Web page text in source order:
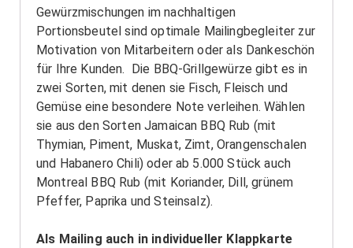
Gewürzmischungen im nachhaltigen
Portionsbeutel sind optimale Mailingbegleiter zur
Motivation von Mitarbeitern oder als Dankeschön
für Ihre Kunden. Die BBQ-Grillgewürze gibt es in
zwei Sorten, mit denen sie Fisch, Fleisch und
Gemüse eine besondere Note verleihen. Wählen
sie aus den Sorten Jamaican BBQ Rub (mit
Thymian, Piment, Muskat, Zimt, Orangenschalen
und Habanero Chili) oder ab 5.000 Stück auch
Montreal BBQ Rub (mit Koriander, Dill, grünem
Pfeffer, Paprika und Steinsalz).
Als Mailing auch in individueller Klappkarte